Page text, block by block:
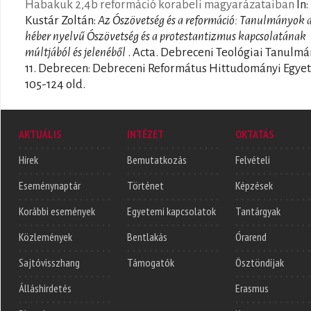
Habakuk 2,4b reformáció korabeli magyarázataiban In:
Kustár Zoltán: Az Ószövetség és a reformáció: Tanulmányok
héber nyelvű Ószövetség és a protestantizmus kapcsolatának
múltjából és jelenéből . Acta. Debreceni Teológiai
11. Debrecen: Debreceni Református Hittudományi
105-124 old.
AKTUÁLIS
Hírek
Eseménynaptár
Korábbi események
Közlemények
Sajtóvisszhang
Álláshirdetés
INTÉZET
Bemutatkozás
Történet
Egyetemi kapcsolatok
Bentlakás
Támogatók
OKTATÁS
Felvételi
Képzések
Tantárgyak
Órarend
Ösztöndíjak
Erasmus